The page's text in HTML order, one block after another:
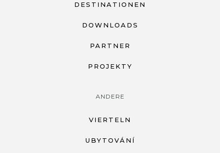
DESTINATIONEN
DOWNLOADS
PARTNER
PROJEKTY
ANDERE
VIERTELN
UBYTOVÁNÍ